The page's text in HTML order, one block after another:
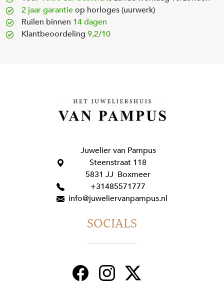
2 jaar garantieop horloges (uurwerk)
Ruilen binnen 14 dagen
Klantbeoordeling 9,2/10
Juwelier van Pampus
Steenstraat 118
5831 JJ Boxmeer
+31485571777
info@juweliervanpampus.nl
SOCIALS